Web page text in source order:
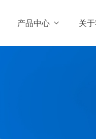
产品中心 关